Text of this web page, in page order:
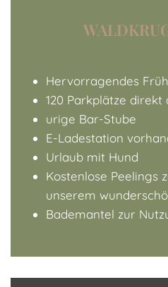
Hervorragendes
120 Parkplätze direkt
urige Bar-Stube
E-Ladestation
Urlaub mit Hund
Kostenlose Peelings
unserem
Bademantel zur